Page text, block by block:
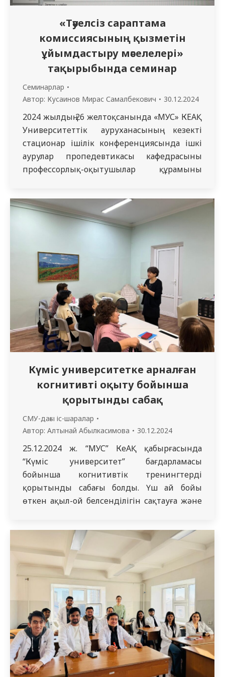
«Тәуелсіз сараптама
комиссиясының қызметін
ұйымдастыру мәселелері»
тақырыбында семинар
Семинарлар
Автор: Кусаинов Мирас Самалбекович 30.12.2024
2024 жылдың 26 ​​желтоқсанында «МУС» КЕАҚ
Университеттік ауруханасының кезекті
стационар ішілік конференциясында ішкі
аурулар пропедевтикасы кафедрасының
профессорлық-оқытушылар құрамының
тақырыбында семинар өтті. Медицина
қызметкерлерінің кәсіби жауапкершілігін
сақтандыру саласы. Семинар «МУС» КЕАҚ
емдеу ісі жөніндегі проректоры м.а.
Университеттік аурухана директоры
Омаров Н.Б., директордың емдеу ісі
жөніндегі орынбасары Кикимбаева Р.К.
Баяндамашы: Ішкі…
Күміс университетке арналған
когнитивті оқыту бойынша
қорытынды сабақ
СМУ-дағы іс-шаралар
Автор: Алтынай Абылкасимова 30.12.2024
25.12.2024 ж. “МУС” КеАҚ қабырғасында
“Күміс университет” бағдарламасы
бойынша когнитивтік тренингтердің
қорытынды сабағы болды. Үш ай бойы
өткен ақыл-ой белсенділігін сақтауға және
Жакупбекова мен Г. Е. Нуриден өткізді.
Қорытынды сабақты ЖББ пәндер
кафедрасының доценті А.Г. Гизатуллина
өткізіп, сонымен қатар когнитивті
тренингтердің аға буын үшін маңыздылығын
атап өтті.…